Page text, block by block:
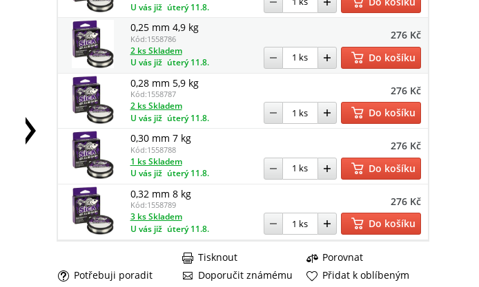
U vás již úterý 11.8.
0,25 mm 4,9 kg
Kód:1558786 276 Kč
2 ks Skladem
U vás již úterý 11.8.
Do košíku
0,28 mm 5,9 kg
Kód:1558787 276 Kč
2 ks Skladem
U vás již úterý 11.8.
Do košíku
0,30 mm 7 kg
Kód:1558788 276 Kč
1 ks Skladem
U vás již úterý 11.8.
Do košíku
0,32 mm 8 kg
Kód:1558789 276 Kč
3 ks Skladem
U vás již úterý 11.8. Do košíku
Porovnat
Potřebuji poradit
Doporučit známému
Tisknout
Přidat k oblíbeným